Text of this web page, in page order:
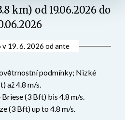
km) od 19.06.2026 do
v 19. 6. 2026 odante
podmínky; Nizké
až 4.8 m/s.
(3 Bft) bis 4.8 m/s.
(3 Bft) up to 4.8 m/s.